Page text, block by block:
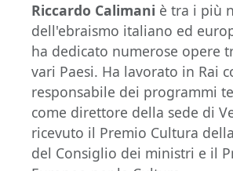
Riccardo Calimani è tra i più
dell'ebraismo italiano ed
ha dedicato numerose opere
vari Paesi. Ha lavorato in Rai
responsabile dei programmi
come direttore della sede di
ricevuto il Premio Cultura
del Consiglio dei ministri e il